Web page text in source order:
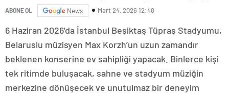
ABONE OL News Mart 24, 2026 12:48
6 Haziran 2026’da İstanbul Beşiktaş Tüpraş Stadyumu,
Belaruslu müzisyen Max Korzh’un uzun zamandır
beklenen konserine ev sahipliği yapacak. Binlerce kişi
tek ritimde buluşacak, sahne ve stadyum müziğin
merkezine dönüşecek ve unutulmaz bir deneyim